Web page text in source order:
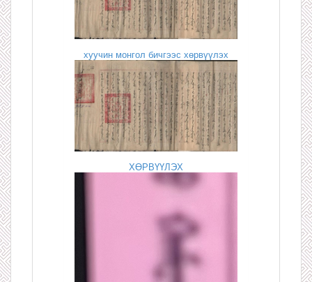
хуучин монгол бичгээс хөрвүүлэх
ХӨРВҮҮЛЭХ